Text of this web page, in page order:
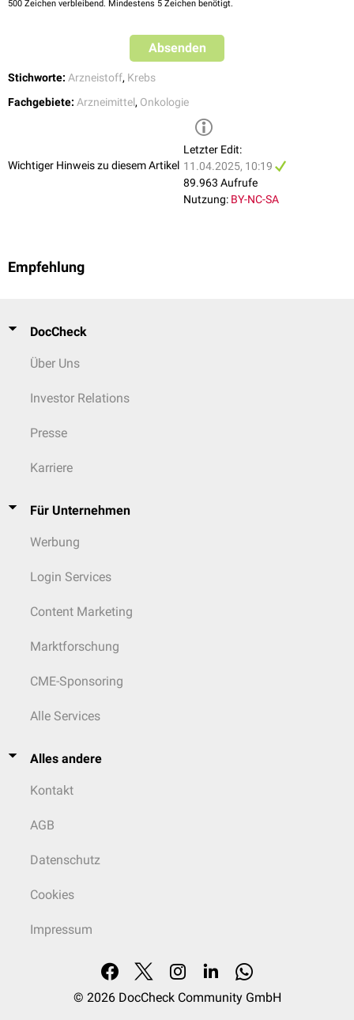
weitere
(Temodal ®
500 Zeichen verbleibend. Mindestens 5 Zeichen benötigt.
Absenden
Stichworte: Arzneistoff, Krebs
Fachgebiete: Arzneimittel, Onkologie
Wichtiger Hinweis zu diesem Artikel
Letzter Edit:
11.04.2025, 10:19
89.963 Aufrufe
Nutzung: BY-NC-SA
Empfehlung
DocCheck
Über Uns
Investor Relations
Presse
Karriere
Für Unternehmen
Werbung
Login Services
Content Marketing
Marktforschung
CME-Sponsoring
Alle Services
Alles andere
Kontakt
AGB
Datenschutz
Cookies
Impressum
© 2026 DocCheck Community GmbH